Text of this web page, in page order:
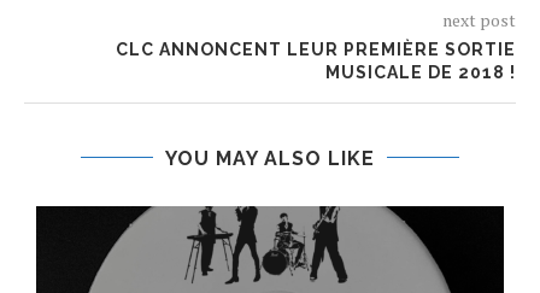
next post
CLC ANNONCENT LEUR PREMIÈRE SORTIE
MUSICALE DE 2018 !
YOU MAY ALSO LIKE